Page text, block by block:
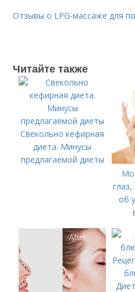
Отзывы о LPG-массаже для
Читайте также
Свекольно кефирная
диета. Минусы
предлагаемой диеты
об